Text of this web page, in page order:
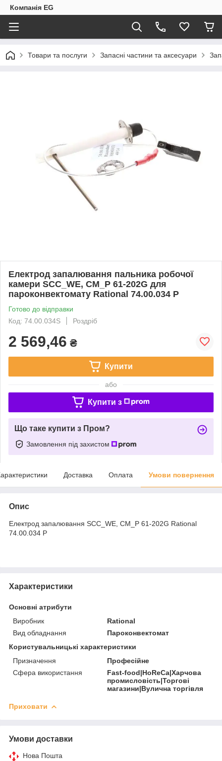
Компанія EG
Товари та послуги Запасні частини та аксесуари
Електрод запалювання пальника робочої
камери SCC_WE, CM_P 61-202G для
пароконвектомату Rational 74.00.034 Р
Готово до відправки
Код: 74.00.034S
Роздріб
2 569,46 ₴
Купити
або
Купити з
Що таке купити з Пром?
Замовлення під захистом
Доставка Оплата Умови повернення
Опис
Електрод запалювання SCC_WE, CM_P 61-202G Rational
74.00.034 Р
Характеристики
Основні атрибути
Виробник
Rational
Вид обладнання
Пароконвектомат
Користувальницькі характеристики
Призначення
Професійне
Сфера використання
Fast-food|HoReCa|Харчова
промисловість|Торгові
магазини|Вулична торгівля
Приховати
Умови доставки
Нова Пошта